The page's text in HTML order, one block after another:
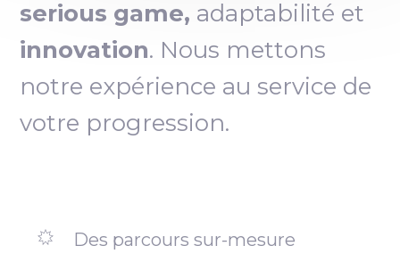
serious game, adaptabilité et
innovation. Nous mettons
notre expérience au service de
votre progression.
Des parcours sur-mesure